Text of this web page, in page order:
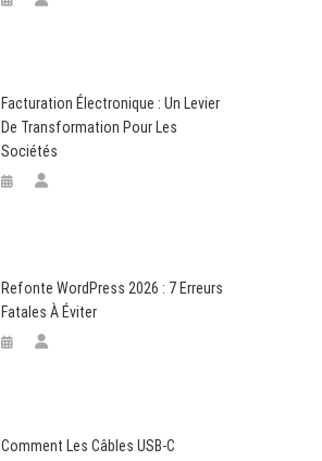
Facturation Électronique : Un Levier
De Transformation Pour Les
Sociétés
Refonte WordPress 2026 : 7 Erreurs
Fatales À Éviter
Comment Les Câbles USB-C